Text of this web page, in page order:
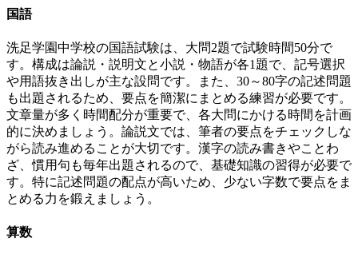
国語
洗足学園中学校の国語試験は、大問2題で試験時間50分で
す。構成は論説・説明文と小説・物語が各1題で、記号選択
や用語抜き出しが主な設問です。また、30～80字の記述問題
も出題されるため、要点を簡潔にまとめる練習が必要です。
文章量が多く時間配分が重要で、各大問にかける時間を計画
的に決めましょう。論説文では、筆者の要点をチェックしな
がら読み進めることが大切です。漢字の読み書きやことわ
ざ、慣用句も毎年出題されるので、基礎知識の習得が必要で
す。特に記述問題の配点が高いため、少ない字数で要点をま
とめる力を鍛えましょう。
算数